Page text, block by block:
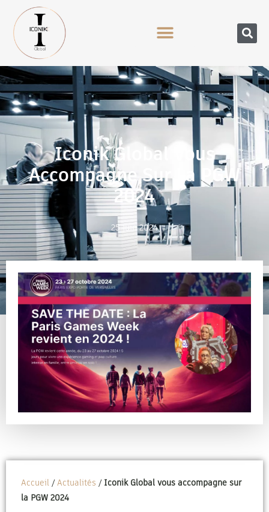
Iconik Global Vous
Accompagne Sur La PGW
2024
25 juin 2024
Accueil /Actualités / Iconik Global vous accompagne sur
la PGW 2024